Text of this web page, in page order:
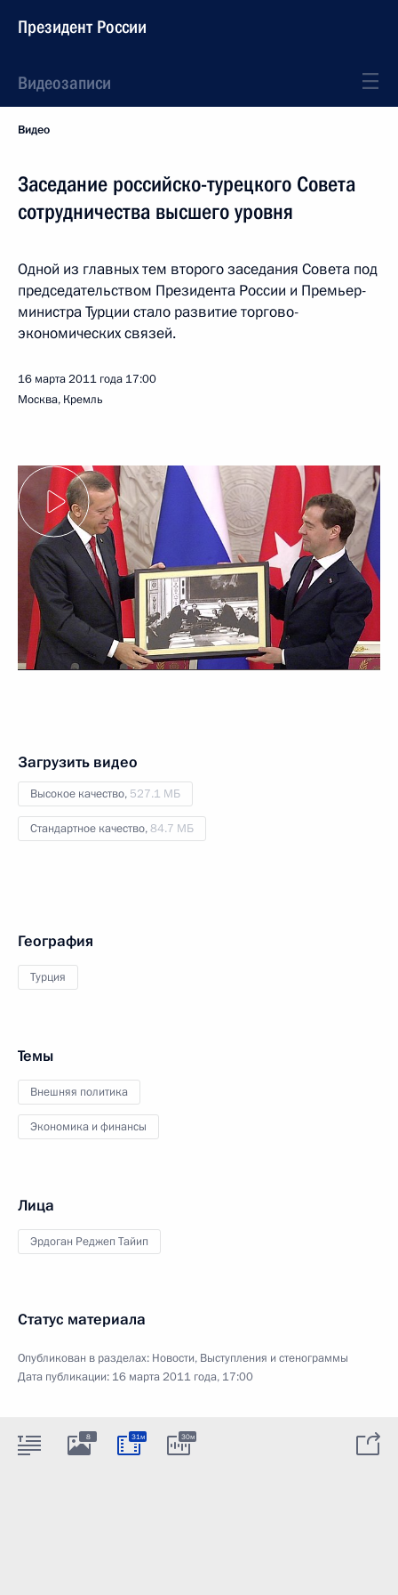
Президент России
Видеозаписи
Видео
Заседание российско-турецкого Совета
сотрудничества высшего уровня
Одной из главных тем второго заседания Совета под
председательством Президента России и Премьер-
министра Турции стало развитие торгово-
экономических связей.
16 марта 2011 года 17:00
Москва, Кремль
Загрузить видео
Высокое качество, 527.1 МБ
Стандартное качество,84.7 МБ
География
Турция
Темы
Внешняя политика
Экономика и финансы
Лица
Эрдоган Реджеп Тайип
Статус материала
Опубликован в разделах: Новости, Выступления и стенограммы
Дата публикации: 16 марта 2011 года, 17:00
8 31м 30м